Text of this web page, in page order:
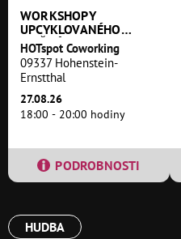
WORKSHOPY
UPCYKLOVANÉHO
UMĚNÍ
HOTspot Coworking
09337 Hohenstein-
Ernstthal
27.08.26
18:00 - 20:00 hodiny
PODROBNOSTI
HUDBA